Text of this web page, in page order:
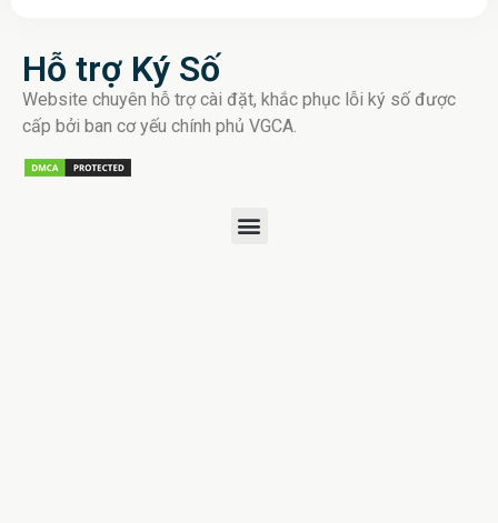
Hỗ trợ Ký Số
Website chuyên hỗ trợ cài đặt, khắc phục lỗi ký số được
cấp bởi ban cơ yếu chính phủ VGCA.